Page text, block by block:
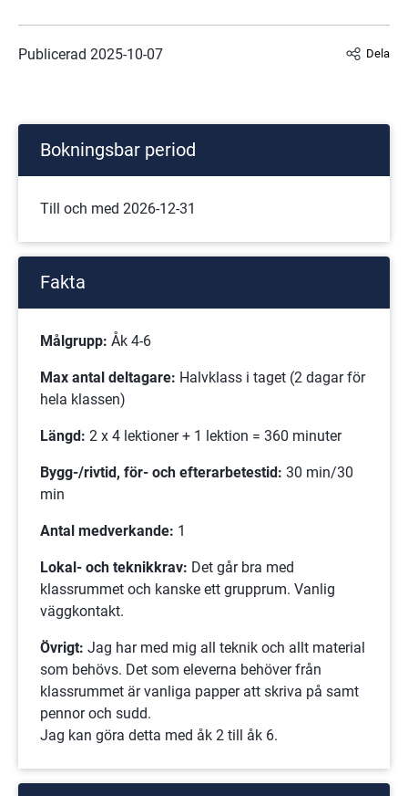
Publicerad 2025-10-07 Dela
Bokningsbar period
Till och med 2026-12-31
Fakta
Målgrupp: Åk 4-6
Max antal deltagare: Halvklass i taget (2 dagar för
hela klassen)
Längd: 2 x 4 lektioner + 1 lektion = 360 minuter
Bygg-/rivtid, för- och efterarbetestid: 30 min/30
min
Antal medverkande: 1
Lokal- och teknikkrav: Det går bra med
klassrummet och kanske ett grupprum. Vanlig
väggkontakt.
Övrigt: Jag har med mig all teknik och allt material
som behövs. Det som eleverna behöver från
klassrummet är vanliga papper att skriva på samt
pennor och sudd.
Jag kan göra detta med åk 2 till åk 6.